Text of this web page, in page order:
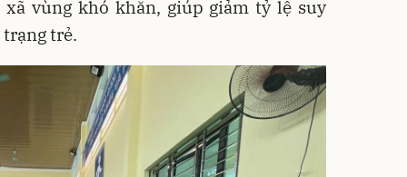
vùng khó khăn, giúp giảm tỷ lệ suy
trẻ.